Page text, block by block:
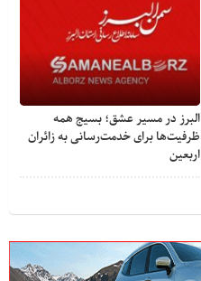
البرز در مسیر عشق؛ بسیج همه
ظرفیت‌ها برای خدمت‌رسانی به زائران
اربعین